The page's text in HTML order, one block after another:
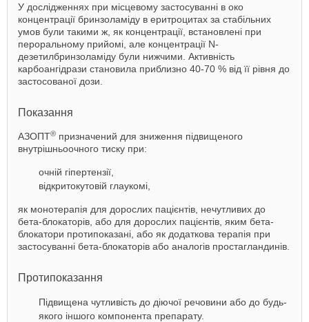
У дослідженнях при місцевому застосуванні в око
концентрації бринзоламіду в еритроцитах за стабільних
умов були такими ж, як концентрації, встановлені при
пероральному прийомі, але концентрації N-
дезетилбринзоламіду були нижчими. Активність
карбоангідрази становила приблизно 40-70 % від її рівня до
застосованої дози.
Показання
АЗОПТ® призначений для зниження підвищеного
внутрішньоочного тиску при:
очній гіпертензії,
відкритокутовій глаукомі,
як монотерапія для дорослих пацієнтів, нечутливих до
бета-блокаторів, або для дорослих пацієнтів, яким бета-
блокатори протипоказані, або як додаткова терапія при
застосуванні бета-блокаторів або аналогів простагландинів.
Протипоказання
Підвищена чутливість до діючої речовини або до будь-
якого іншого компонента препарату.